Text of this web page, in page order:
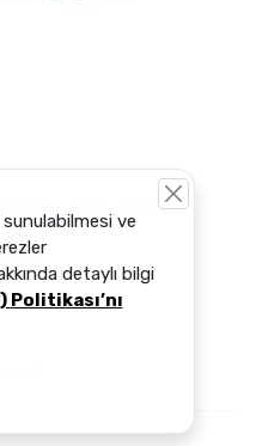
ve
detaylı bilgi